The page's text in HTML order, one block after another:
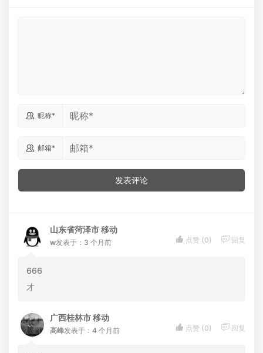
 昵称*
 邮箱*
发表评论
山东省菏泽市 移动
w发表于：3 个月前
666
才
 点赞 (0)  回复
广西桂林市 移动
高峰发表于：4 个月前  点赞 (0)  回复